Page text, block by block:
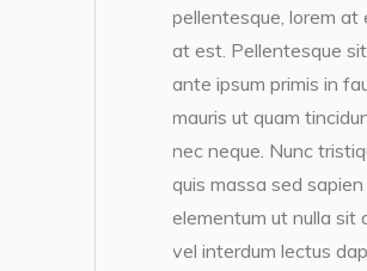
pellentesque, lorem
at est. Pellentesque
ante ipsum primis in
mauris ut quam
nec neque. Nunc
quis massa sed
elementum ut nulla sit
vel interdum lectus